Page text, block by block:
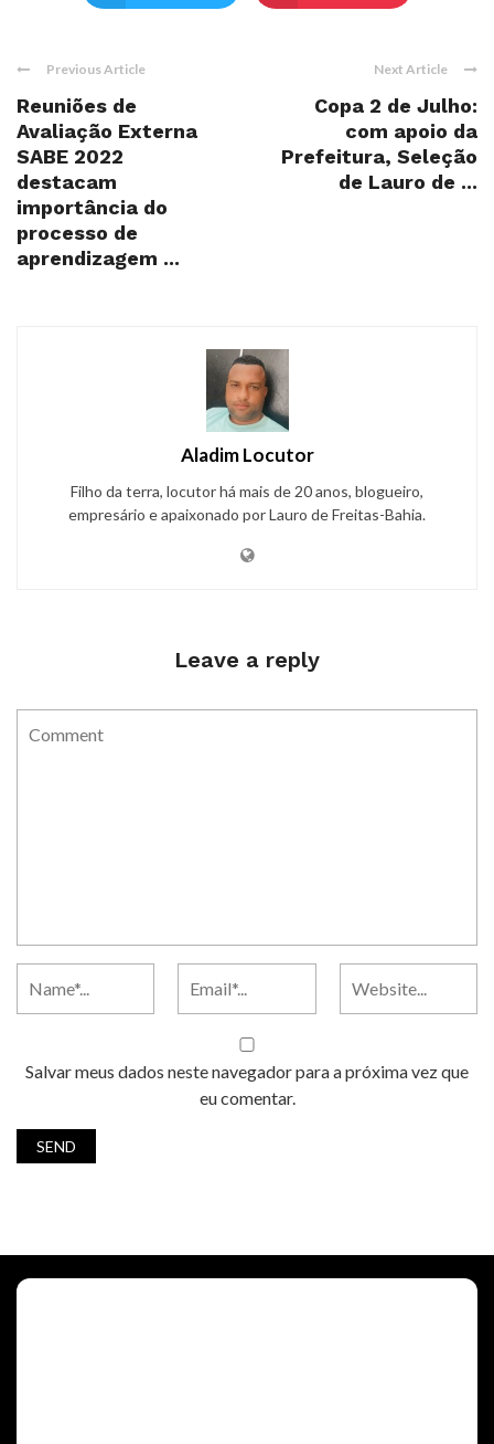
Previous Article
Reuniões de
Avaliação Externa
SABE 2022
destacam
importância do
processo de
aprendizagem ...
Next Article
Copa 2 de Julho:
com apoio da
Prefeitura, Seleção
de Lauro de ...
Aladim Locutor
Filho da terra, locutor há mais de 20 anos, blogueiro,
empresário e apaixonado por Lauro de Freitas-Bahia.
Leave a reply
Salvar meus dados neste navegador para a próxima vez que
eu comentar.